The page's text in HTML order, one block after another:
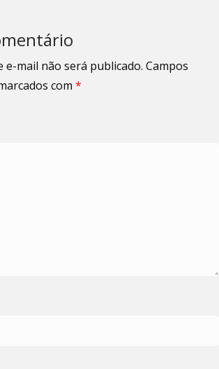
e-mail não será publicado. Campos
com *